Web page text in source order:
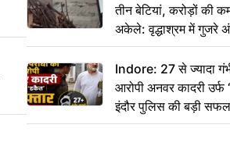
तीन बेटियां, करोड़ों की
अकेले: वृद्धाश्रम में गुजरे
रुपये भेजकर कहा– अंतिम
हम नहीं आ पाएंगे
Indore: 27 से ज्यादा
आरोपी अनवर कादरी उर्फ
इंदौर पुलिस की बड़ी